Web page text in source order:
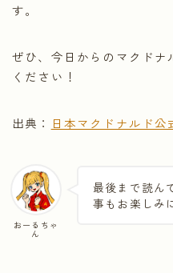
す。
ぜひ、今日からのマクドナ
ください！
出典： 日本マクドナルド公
おーるちゃ
ん
最後まで読ん
事もお楽しみ